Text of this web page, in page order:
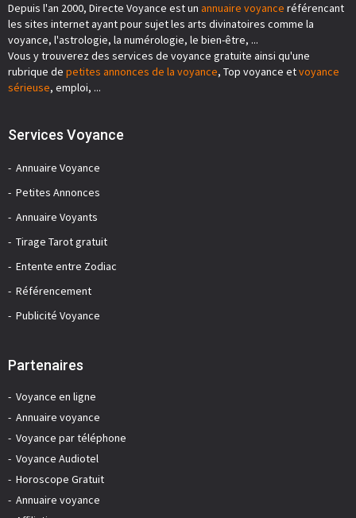
Depuis l'an 2000, Directe Voyance est un annuaire voyance référencant
les sites internet ayant pour sujet les arts divinatoires comme la
voyance, l'astrologie, la numérologie, le bien-être, ...
Vous y trouverez des services de voyance gratuite ainsi qu'une
rubrique de petites annonces de la voyance, Top voyance etvoyance
sérieuse, emploi, ...
Services Voyance
Annuaire Voyance
Petites Annonces
Annuaire Voyants
Tirage Tarot gratuit
Entente entre Zodiac
Référencement
Publicité Voyance
Partenaires
Voyance en ligne
Annuaire voyance
Voyance par téléphone
Voyance Audiotel
Horoscope Gratuit
Annuaire voyance